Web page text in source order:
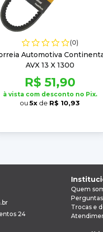
(0)
Automotiva
AVX 13 X 1300
R$ 51,90
à vista com desconto no Pix.
ou5x de R$ 10,93
24
Quem
Trocas e